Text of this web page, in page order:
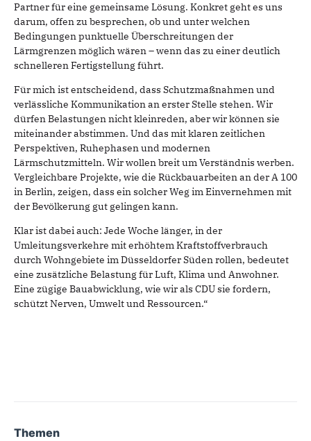
Partner für eine gemeinsame Lösung. Konkret geht es uns
darum, offen zu besprechen, ob und unter welchen
Bedingungen punktuelle Überschreitungen der
Lärmgrenzen möglich wären – wenn das zu einer deutlich
schnelleren Fertigstellung führt.
Für mich ist entscheidend, dass Schutzmaßnahmen und
verlässliche Kommunikation an erster Stelle stehen. Wir
dürfen Belastungen nicht kleinreden, aber wir können sie
miteinander abstimmen. Und das mit klaren zeitlichen
Perspektiven, Ruhephasen und modernen
Lärmschutzmitteln. Wir wollen breit um Verständnis werben.
Vergleichbare Projekte, wie die Rückbauarbeiten an der A 100
in Berlin, zeigen, dass ein solcher Weg im Einvernehmen mit
der Bevölkerung gut gelingen kann.
Klar ist dabei auch: Jede Woche länger, in der
Umleitungsverkehre mit erhöhtem Kraftstoffverbrauch
durch Wohngebiete im Düsseldorfer Süden rollen, bedeutet
eine zusätzliche Belastung für Luft, Klima und Anwohner.
Eine zügige Bauabwicklung, wie wir als CDU sie fordern,
schützt Nerven, Umwelt und Ressourcen.“
Themen